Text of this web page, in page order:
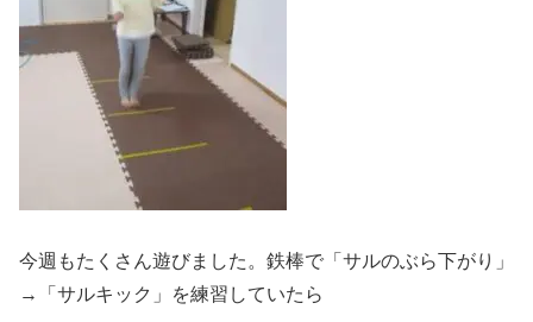
今週もたくさん遊びました。鉄棒で「サルのぶら下がり」
→「サルキック」を練習していたら